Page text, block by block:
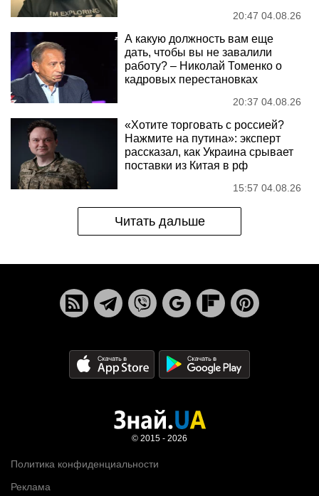
20:47 04.08.26
А какую должность вам еще
дать, чтобы вы не завалили
работу? – Николай Томенко о
кадровых перестановках
20:37 04.08.26
«Хотите торговать с россией?
Нажмите на путина»: эксперт
рассказал, как Украина срывает
поставки из Китая в рф
15:57 04.08.26
Читать дальше
Политика конфиденциальности
Реклама
© 2015 - 2026